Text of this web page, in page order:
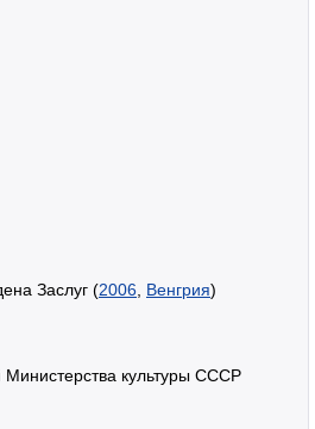
Заслуг (2006 Венгрия)
культуры СССР